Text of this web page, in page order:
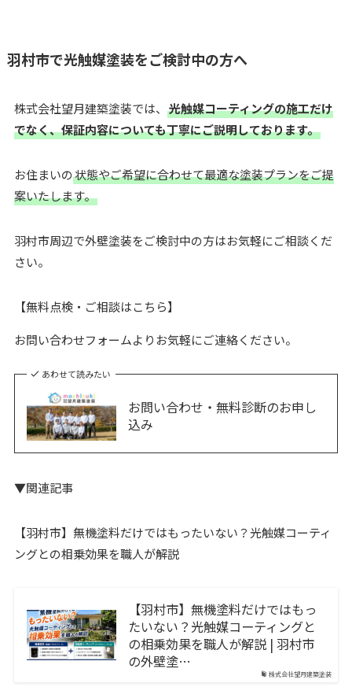
羽村市で光触媒塗装をご検討中の方へ
株式会社望月建築塗装では、 光触媒コーティングの施工だけ
でなく、保証内容についても丁寧にご説明しております。
お住まいの状態やご希望に合わせて最適な塗装プランをご提
案いたします。
羽村市周辺で外壁塗装をご検討中の方はお気軽にご相談くだ
さい。
【無料点検・ご相談はこちら】
お問い合わせフォームよりお気軽にご連絡ください。
あわせて読みたい
お問い合わせ・無料診断のお申し
込み
▼関連記事
【羽村市】無機塗料だけではもったいない？光触媒コーティ
ングとの相乗効果を職人が解説
株式会社望月建築塗装
【羽村市】無機塗料だけではもっ
たいない？光触媒コーティングと
の相乗効果を職人が解説 | 羽村市
の外壁塗…